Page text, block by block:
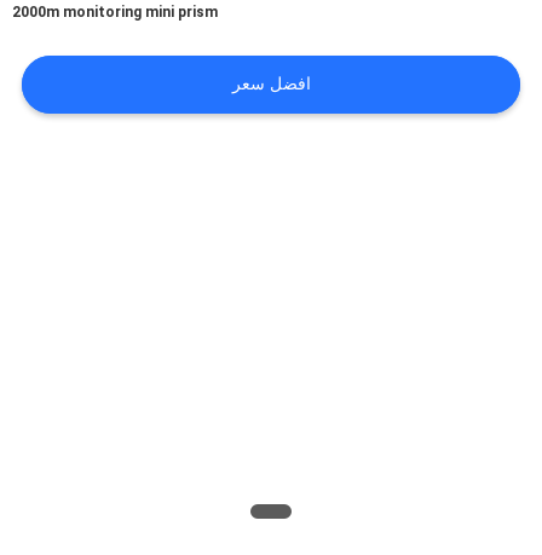
اقتباس
2000m monitoring mini prism
افضل سعر